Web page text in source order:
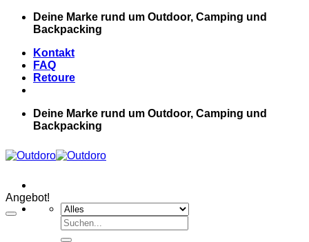
Zum
Deine Marke rund um Outdoor, Camping und
Backpacking
Kontakt
FAQ
Retoure
Deine Marke rund um Outdoor, Camping und
Backpacking
Suche
nach:
Angebot!